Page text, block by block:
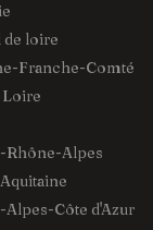
de loire
Franche-Comté
Loire
Rhône-Alpes
Côte d'Azur